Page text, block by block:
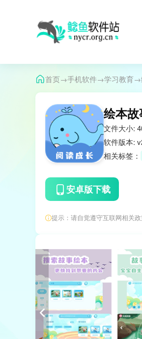
首页→手机软件→学习教育→
绘本
文件大小:
软件版本:
相关标签：
安卓版下载
提示：请自觉遵守互联网相关